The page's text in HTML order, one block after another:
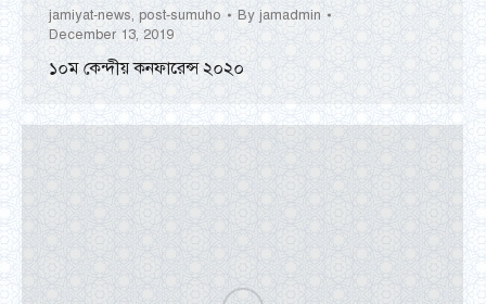
jamiyat-news, post-sumuho By jamadmin
December 13, 2019
১০ম কেন্দীয় কনফারেন্স ২০২০